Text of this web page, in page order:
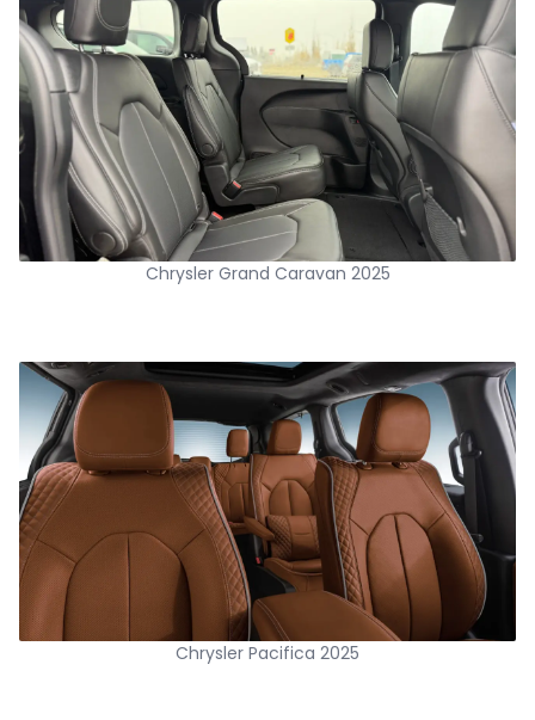
Chrysler Grand Caravan 2025
Chrysler Pacifica 2025